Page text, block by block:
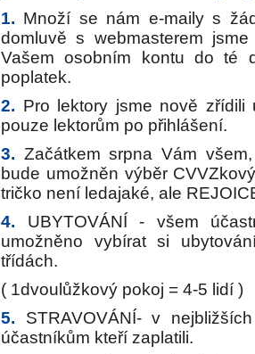
1. Množí se nám e-maily s
domluvě s webmasterem
Vašem osobním kontu do té
poplatek.
2. Pro lektory jsme nově zřídili
pouze lektorům po přihlášení.
3. Začátkem srpna Vám
bude umožněn výběr
tričko není ledajaké, ale
4. UBYTOVÁNÍ - všem
umožněno vybírat si
třídách.
( 1dvoulůžkový pokoj = 4-5 lidí )
5. STRAVOVÁNÍ- v
účastníkům kteří zaplatili.